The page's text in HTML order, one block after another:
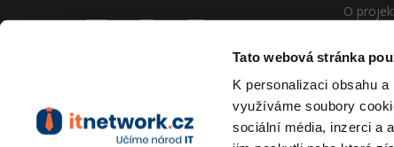
Tato webová stránka
K personalizaci obsahu
využíváme soubory
sociální média, inzerci a
O
Vývoj
RSS
Kontakt